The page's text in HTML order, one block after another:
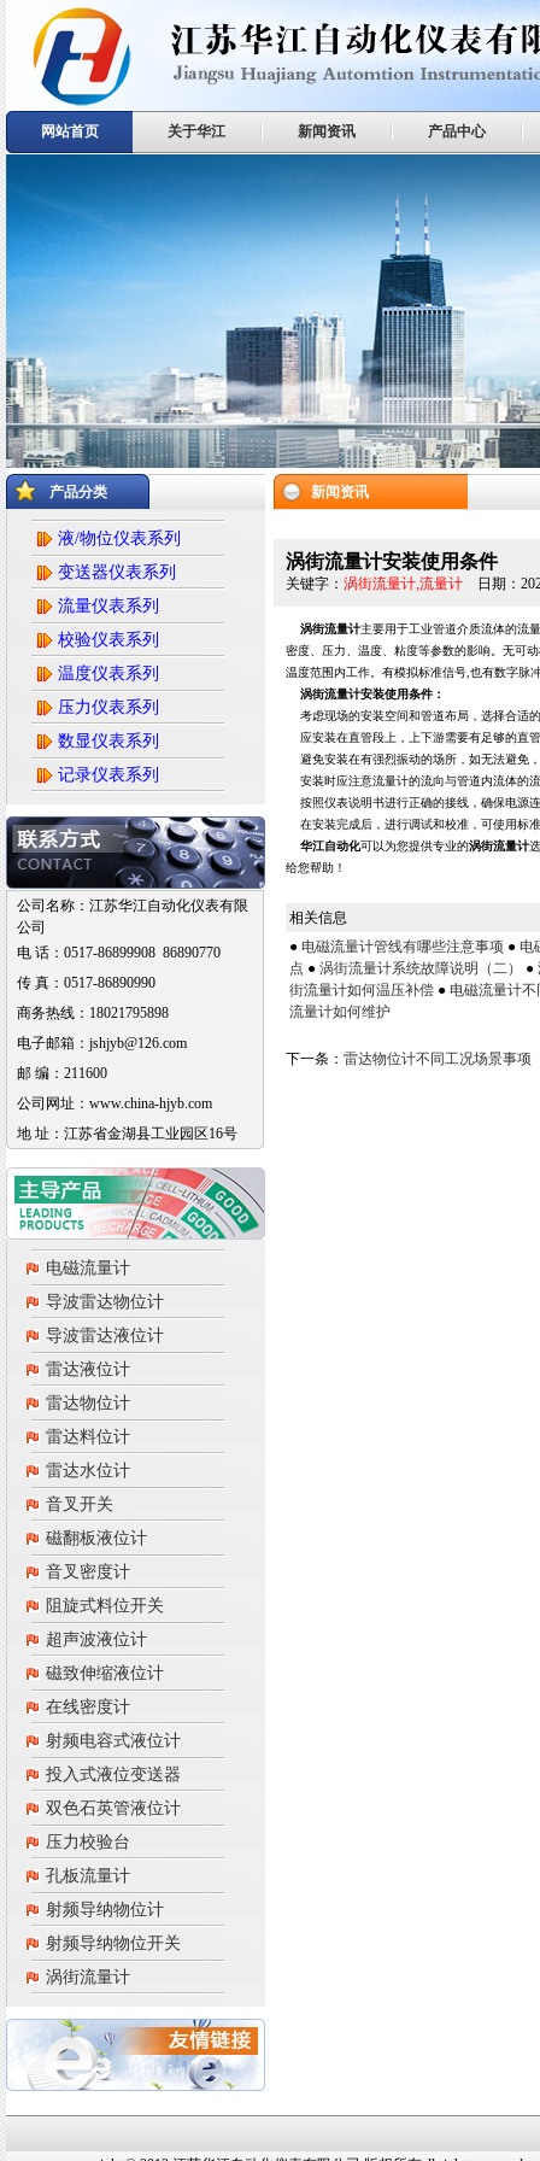
网站首页 关于华江 新闻资讯 产品中心
产品分类
液/物位仪表系列
变送器仪表系列
流量仪表系列
校验仪表系列
温度仪表系列
压力仪表系列
数显仪表系列
记录仪表系列
公司名称：江苏华江自动化仪表有限
公司
电 话：0517-86899908 86890770
传 真：0517-86890990
商务热线：18021795898
电子邮箱：jshjyb@126.com
邮 编：211600
公司网址：www.china-hjyb.com
地 址：江苏省金湖县工业园区16号
电磁流量计
导波雷达物位计
导波雷达液位计
雷达液位计
雷达物位计
雷达料位计
雷达水位计
音叉开关
磁翻板液位计
音叉密度计
阻旋式料位开关
超声波液位计
磁致伸缩液位计
在线密度计
射频电容式液位计
投入式液位变送器
双色石英管液位计
压力校验台
孔板流量计
射频导纳物位计
射频导纳物位开关
涡街流量计
新闻资讯
涡街流量计安装使用条件
关键字： 涡街流量计,流量计 日期：
涡街流量计主要用于工业管道介质流体的流
密度、压力、温度、粘度等参数的影响。无可
温度范围内工作。有模拟标准信号,也有数字脉
涡街流量计安装使用条件：
考虑现场的安装空间和管道布局，选择合适
应安装在直管段上，上下游需要有足够的直
避免安装在有强烈振动的场所，如无法避免
安装时应注意流量计的流向与管道内流体的
按照仪表说明书进行正确的接线，确保电源
在安装完成后，进行调试和校准，可使用标
华江自动化可以为您提供专业的涡街流量计
给您帮助！
相关信息
● 电磁流量计管线有哪些注意事项 ● 电
点 ● 涡街流量计系统故障说明（二） ●
街流量计如何温压补偿 ● 电磁流量计
流量计如何维护
下一条： 雷达物位计不同工况场景事项